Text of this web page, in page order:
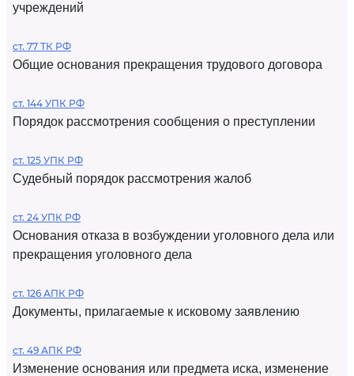
учреждений
ст. 77 ТК РФ
Общие основания прекращения трудового договора
ст. 144 УПК РФ
Порядок рассмотрения сообщения о преступлении
ст. 125 УПК РФ
Судебный порядок рассмотрения жалоб
ст. 24 УПК РФ
Основания отказа в возбуждении уголовного дела или
прекращения уголовного дела
ст. 126 АПК РФ
Документы, прилагаемые к исковому заявлению
ст. 49 АПК РФ
Изменение основания или предмета иска, изменение